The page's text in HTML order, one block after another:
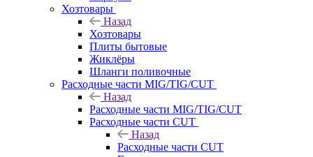
Хозтовары
Назад
Хозтовары
Плиты бытовые
Жиклёры
Шланги поливочные
Расходные части MIG/TIG/CUT
Назад
Расходные части MIG/TIG/CUT
Расходные части CUT
Назад
Расходные части CUT